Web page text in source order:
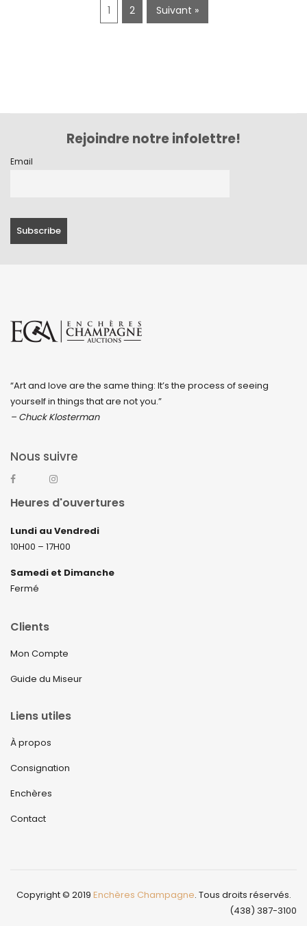
1 2 Suivant »
Rejoindre notre infolettre!
Email
“Art and love are the same thing: It’s the process of seeing
yourself in things that are not you.”
– Chuck Klosterman
Nous suivre
Heures d'ouvertures
Lundi au Vendredi
10H00 – 17H00
Samedi et Dimanche
Fermé
Clients
Mon Compte
Guide du Miseur
Liens utiles
À propos
Consignation
Enchères
Contact
Copyright © 2019 Enchères Champagne. Tous droits réservés.
(438) 387-3100